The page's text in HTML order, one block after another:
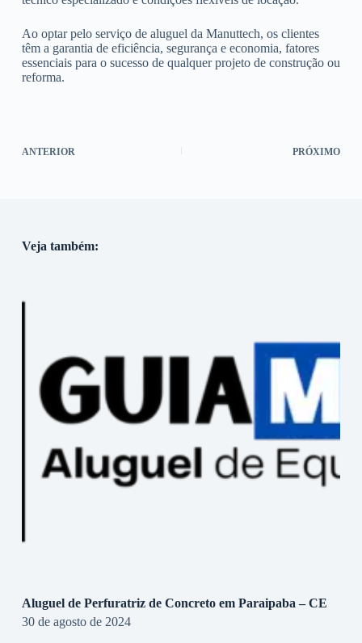
Ao optar pelo serviço de aluguel da Manuttech, os clientes
têm a garantia de eficiência, segurança e economia, fatores
essenciais para o sucesso de qualquer projeto de construção ou
reforma.
ANTERIOR PRÓXIMO
Veja também:
Aluguel de Perfuratriz de Concreto em Paraipaba – CE
30 de agosto de 2024